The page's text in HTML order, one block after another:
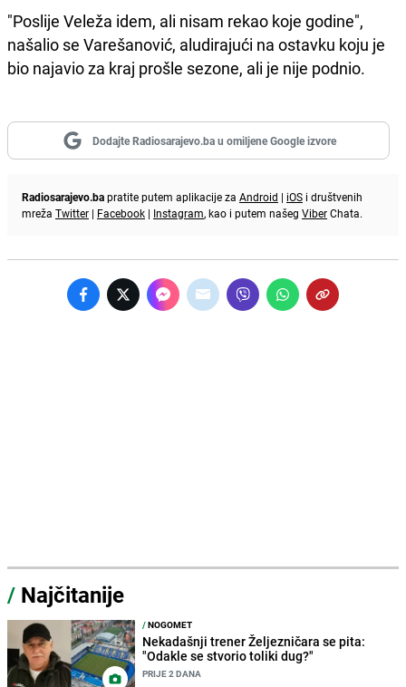
"Poslije Veleža idem, ali nisam rekao koje godine",
našalio se Varešanović, aludirajući na ostavku koju je
bio najavio za kraj prošle sezone, ali je nije podnio.
Dodajte Radiosarajevo.ba u omiljene Google izvore
Radiosarajevo.bapratite putem aplikacije za Android | iOS i društvenih
mreža Twitter | Facebook | Instagram, kao i putem našeg ViberChata.
/ Najčitanije
/NOGOMET
Nekadašnji trener Željezničara se pita:
"Odakle se stvorio toliki dug?"
PRIJE 2 DANA